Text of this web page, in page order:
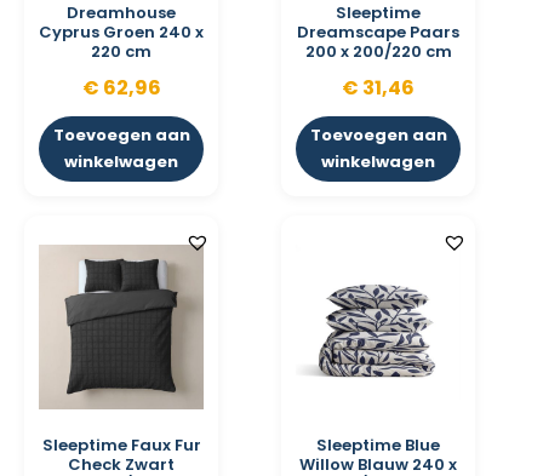
Dreamhouse
Cyprus Groen 240 x
220 cm
€ 62,96
Toevoegen aan
winkelwagen
Sleeptime
Dreamscape Paars
200 x 200/220 cm
€ 31,46
Toevoegen aan
winkelwagen
Sleeptime Faux Fur
Check Zwart
Sleeptime Blue
Willow Blauw 240 x